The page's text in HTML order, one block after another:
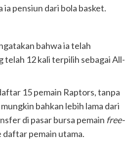
ia pensiun dari bola basket.
bahwa ia telah
telah 12 kali terpilih sebagai All-
15 pemain Raptors, tanpa
bahkan lebih lama dari
di pasar bursa pemain free-
pemain utama.